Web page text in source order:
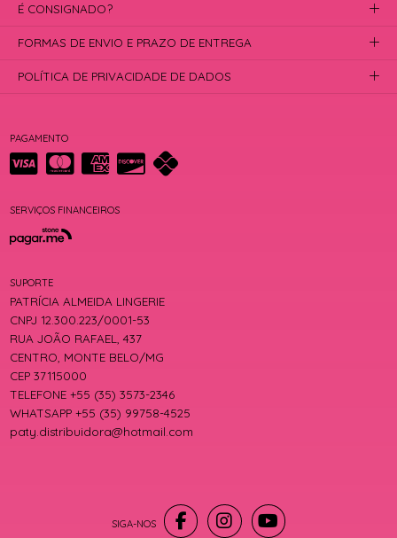
PAGAMENTO
SERVIÇOS FINANCEIROS
SUPORTE
PATRÍCIA ALMEIDA LINGERIE
CNPJ 12.300.223/0001-53
RUA JOÃO RAFAEL, 437
CENTRO, MONTE BELO/MG
CEP 37115000
TELEFONE +55 (35) 3573-2346
WHATSAPP +55 (35) 99758-4525
paty.distribuidora@hotmail.com
É CONSIGNADO?
FORMAS DE ENVIO E PRAZO DE ENTREGA
POLÍTICA DE PRIVACIDADE DE DADOS